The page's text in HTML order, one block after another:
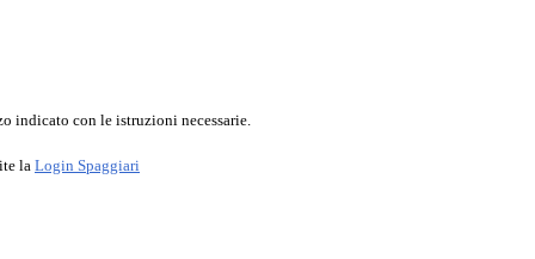
indicato con le istruzioni necessarie.
la Login Spaggiari